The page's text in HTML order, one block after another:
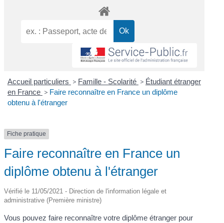
Accueil particuliers > Famille - Scolarité > Étudiant étranger
en France > Faire reconnaître en France un diplôme
obtenu à l'étranger
Fiche pratique
Faire reconnaître en France un
diplôme obtenu à l'étranger
Vérifié le 11/05/2021 - Direction de l'information légale et
administrative (Première ministre)
Vous pouvez faire reconnaître votre diplôme étranger pour